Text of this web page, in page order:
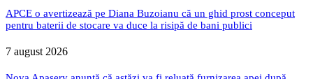
APCE o avertizează pe Diana Buzoianu că un ghid prost conceput
pentru baterii de stocare va duce la risipă de bani publici
7 august 2026